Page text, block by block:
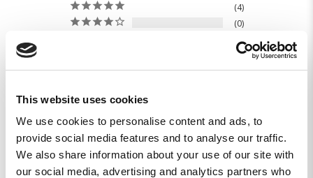
This website uses cookies
We use cookies to personalise content and ads, to
provide social media features and to analyse our traffic.
We also share information about your use of our site with
our social media, advertising and analytics partners who
4
0
0
0
0
Skriv en recension
Ställ en fråga